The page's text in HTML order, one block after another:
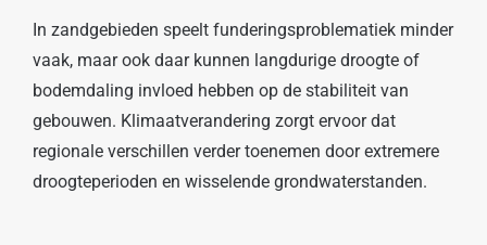
In zandgebieden speelt funderingsproblematiek minder
vaak, maar ook daar kunnen langdurige droogte of
bodemdaling invloed hebben op de stabiliteit van
gebouwen. Klimaatverandering zorgt ervoor dat
regionale verschillen verder toenemen door extremere
droogteperioden en wisselende grondwaterstanden.